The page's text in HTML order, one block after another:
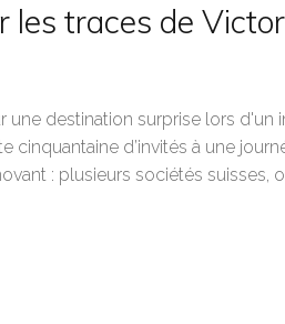
les traces de
destination surprise lors d'un
cinquantaine d’invités à une
: plusieurs sociétés suisses,